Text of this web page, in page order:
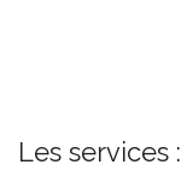
Les services :